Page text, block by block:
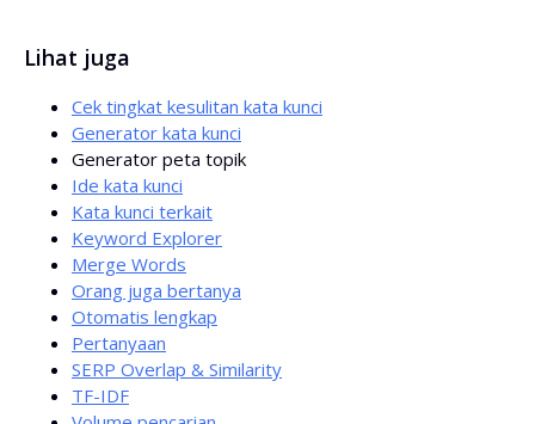
Lihat juga
Cek tingkat kesulitan kata kunci
Generator kata kunci
Generator peta topik
Ide kata kunci
Kata kunci terkait
Keyword Explorer
Merge Words
Orang juga bertanya
Otomatis lengkap
Pertanyaan
SERP Overlap & Similarity
TF-IDF